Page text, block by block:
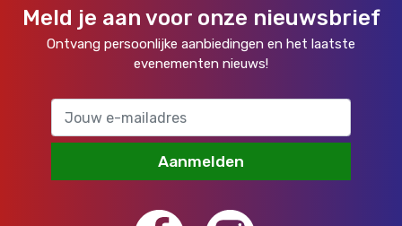
Meld je aan voor onze nieuwsbrief
Ontvang persoonlijke aanbiedingen en het laatste
evenementen nieuws!
Aanmelden